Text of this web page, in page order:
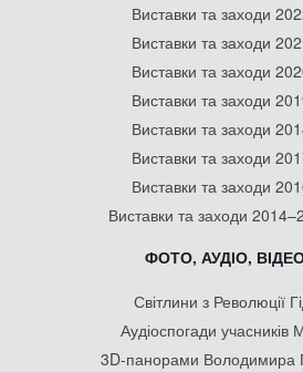
Виставки та заходи
Виставки та заходи
Виставки та заходи
Виставки та заходи
Виставки та заходи
Виставки та заходи
Виставки та заходи
Виставки та заходи
ФОТО, АУДІО,
Світлини з Революції
Аудіоспогади учасників
3D-панорами Володимира